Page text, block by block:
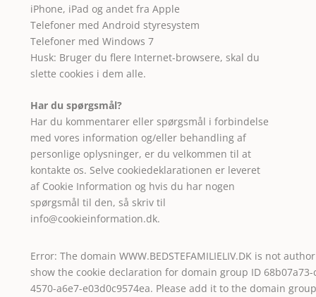
iPhone, iPad og andet fra Apple
Telefoner med Android styresystem
Telefoner med Windows 7
Husk: Bruger du flere Internet-browsere, skal du
slette cookies i dem alle.
Har du spørgsmål?
Har du kommentarer eller spørgsmål i forbindelse
med vores information og/eller behandling af
personlige oplysninger, er du velkommen til at
kontakte os. Selve cookiedeklarationen er leveret
af Cookie Information og hvis du har nogen
spørgsmål til den, så skriv til
info@cookieinformation.dk.
Error: The domain WWW.BEDSTEFAMILIELIV.DK is not
show the cookie declaration for domain group ID 68b07a73-
4570-a6e7-e03d0c9574ea. Please add it to the domain